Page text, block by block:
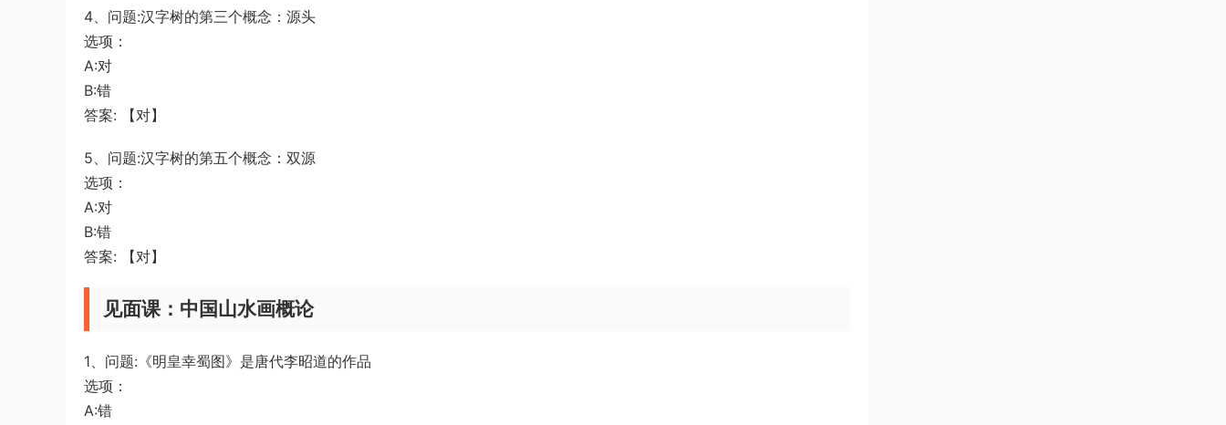
4、问题:汉字树的第三个概念：源头
选项：
A:对
B:错
答案: 【对】
5、问题:汉字树的第五个概念：双源
选项：
A:对
B:错
答案: 【对】
见面课：中国山水画概论
1、问题:《明皇幸蜀图》是唐代李昭道的作品
选项：
A:错